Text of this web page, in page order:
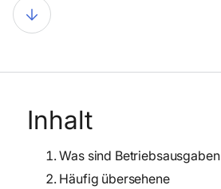
Inhalt
Was sind Betriebsausgaben
Häufig übersehene